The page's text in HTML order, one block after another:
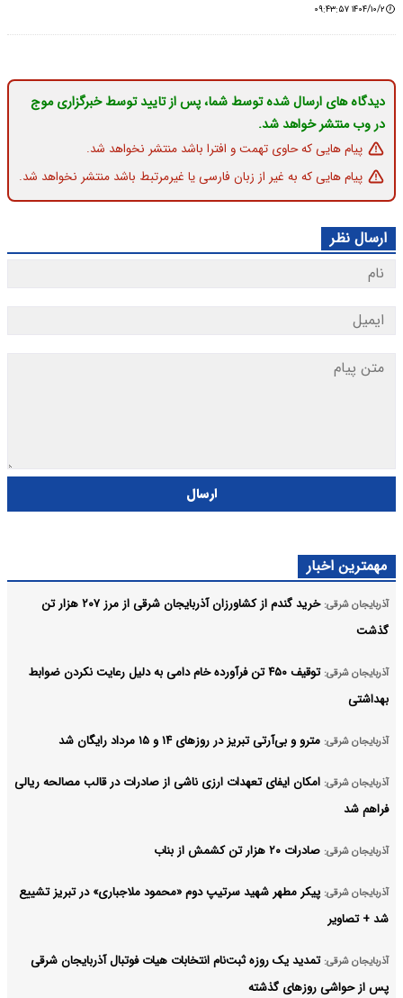
۱۴۰۴/۱۰/۲ ۰۹:۴۳:۵۷
دیدگاه های ارسال شده توسط شما، پس از تایید توسط خبرگزاری موج
در وب منتشر خواهد شد.
پیام هایی که حاوی تهمت و افترا باشد منتشر نخواهد شد.
پیام هایی که به غیر از زبان فارسی یا غیرمرتبط باشد منتشر نخواهد شد.
ارسال نظر
ارسال
مهمترین اخبار
آذربایجان شرقی:
خرید گندم از کشاورزان آذربایجان شرقی از مرز ۲۰۷ هزار تن
گذشت
آذربایجان شرقی:
توقیف ۴۵۰ تن فرآورده خام دامی به دلیل رعایت نکردن ضوابط
بهداشتی
آذربایجان شرقی: مترو و بی‌آرتی تبریز در روزهای ۱۴ و ۱۵ مرداد رایگان شد
آذربایجان شرقی: امکان ایفای تعهدات ارزی ناشی از صادرات در قالب مصالحه ریالی
فراهم شد
آذربایجان شرقی: صادرات ۲۰ هزار تن کشمش از بناب
آذربایجان شرقی: پیکر مطهر شهید سرتیپ دوم «محمود ملاجباری» در تبریز تشییع
شد + تصاویر
آذربایجان شرقی: تمدید یک‌ روزه ثبت‌نام انتخابات هیات فوتبال آذربایجان‌ شرقی
پس از حواشی روزهای گذشته